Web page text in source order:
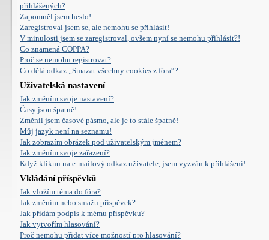
přihlášených?
Zapomněl jsem heslo!
Zaregistroval jsem se, ale nemohu se přihlásit!
V minulosti jsem se zaregistroval, ovšem nyní se nemohu přihlásit?!
Co znamená COPPA?
Proč se nemohu registrovat?
Co dělá odkaz „Smazat všechny cookies z fóra“?
Uživatelská nastavení
Jak změním svoje nastavení?
Časy jsou špatně!
Změnil jsem časové pásmo, ale je to stále špatně!
Můj jazyk není na seznamu!
Jak zobrazím obrázek pod uživatelským jménem?
Jak změním svoje zařazení?
Když kliknu na e-mailový odkaz uživatele, jsem vyzván k přihlášení!
Vkládání příspěvků
Jak vložím téma do fóra?
Jak změním nebo smažu příspěvek?
Jak přidám podpis k mému příspěvku?
Jak vytvořím hlasování?
Proč nemohu přidat více možností pro hlasování?